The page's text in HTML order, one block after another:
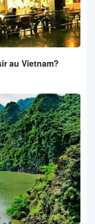
au Vietnam?